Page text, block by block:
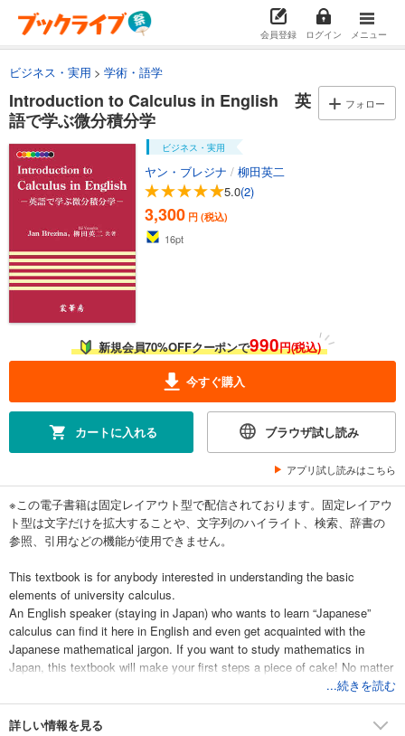
会員登録 ログイン メニュー
ビジネス・実用 学術・語学
Introduction to Calculus in English 英
語で学ぶ微分積分学
フォロー
ビジネス・実用
ヤン・ブレジナ / 柳田英二
5.0(2)
3,300 円 (税込)
16pt
新規会員70%OFFクーポンで990円(税込)
今すぐ購入
カートに入れる ブラウザ試し読み
アプリ試し読みはこちら
※この電子書籍は固定レイアウト型で配信されております。固定レイアウ
ト型は文字だけを拡大することや、文字列のハイライト、検索、辞書の
参照、引用などの機能が使用できません。
This textbook is for anybody interested in understanding the basic
elements of university calculus.
An English speaker (staying in Japan) who wants to learn “Japanese”
calculus can find it here in English and even get acquainted with the
Japanese mathematical jargon. If you want to study mathematics in
Japan, this textbook will make your first steps a piece of cake! No matter
who you are, whenever new terminology appears you can learn it here in
both English and Japanese.
...続きを読む
詳しい情報を見る